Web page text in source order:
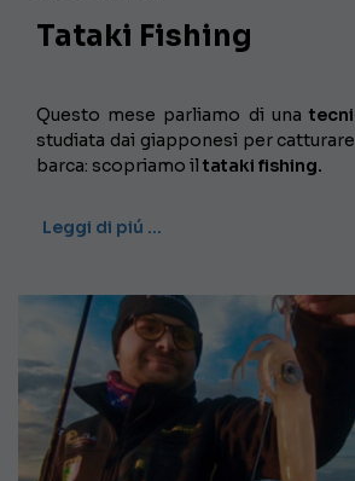
Tataki Fishing
Questo mese parliamo di una
studiata dai giapponesi per
barca: scopriamo il tataki fishing.
Leggi di piú …